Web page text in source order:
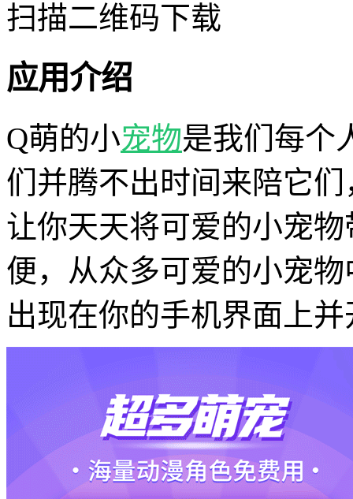
扫描二维码下载
应用介绍
Q萌的小宠物是我们每个
们并腾不出时间来陪它们
让你天天将可爱的小宠
便，从众多可爱的小宠
出现在你的手机界面上